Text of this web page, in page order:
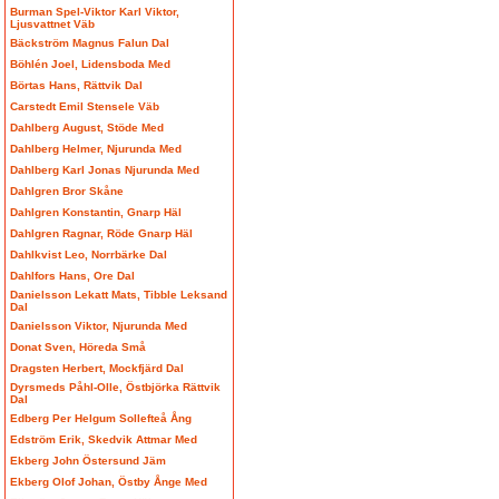
Burman Spel-Viktor Karl Viktor,
Ljusvattnet Väb
Bäckström Magnus Falun Dal
Böhlén Joel, Lidensboda Med
Börtas Hans, Rättvik Dal
Carstedt Emil Stensele Väb
Dahlberg August, Stöde Med
Dahlberg Helmer, Njurunda Med
Dahlberg Karl Jonas Njurunda Med
Dahlgren Bror Skåne
Dahlgren Konstantin, Gnarp Häl
Dahlgren Ragnar, Röde Gnarp Häl
Dahlkvist Leo, Norrbärke Dal
Dahlfors Hans, Ore Dal
Danielsson Lekatt Mats, Tibble Leksand
Dal
Danielsson Viktor, Njurunda Med
Donat Sven, Höreda Små
Dragsten Herbert, Mockfjärd Dal
Dyrsmeds Påhl-Olle, Östbjörka Rättvik
Dal
Edberg Per Helgum Sollefteå Ång
Edström Erik, Skedvik Attmar Med
Ekberg John Östersund Jäm
Ekberg Olof Johan, Östby Ånge Med